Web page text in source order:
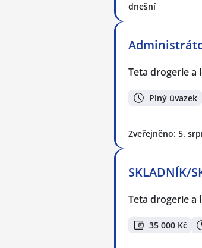
dnešní
Teta drogerie a
Plný úvazek
Zveřejněno: 5.
SKLADNÍK/
Teta drogerie a
35 000 Kč